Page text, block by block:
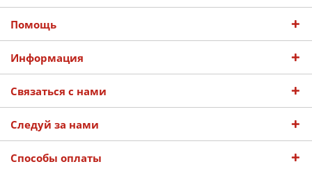
Помощь
Информация
Связаться с нами
Следуй за нами
Способы оплаты